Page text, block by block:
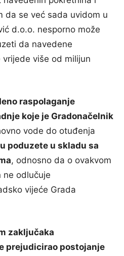
da se već sada uvidom u
d.o.o. nesporno može
da navedene
više od milijun
raspolaganje
koje je Gradonačelnik
vode do otuđenja
poduzete u skladu sa
, odnosno da o ovakvom
ne odlučuje
vijeće Grada
zaključaka
prejudicirao postojanje